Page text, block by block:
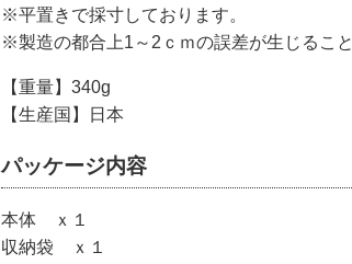
※平置きで採寸しております。
※製造の都合上1～2ｃｍの誤差が生じるこ
【重量】340g
【生産国】日本
パッケージ内容
本体 ｘ１
収納袋 ｘ１